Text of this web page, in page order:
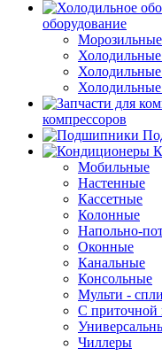
оборудование
компрессоров
Мобильные
Настенные
Кассетные
Колонные
Напольно-
Оконные
Канальные
Консольные
Мульти -
С приточной
Чиллеры